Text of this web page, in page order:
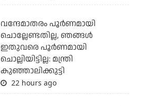
വന്ദേമാതരം പൂര്‍ണമായി
ചൊല്ലേണ്ടതില്ല, ഞങ്ങള്‍
ഇതുവരെ പൂര്‍ണമായി
ചൊല്ലിയിട്ടില്ല: മന്ത്രി
കുഞ്ഞാലിക്കുട്ടി
22 hours ago